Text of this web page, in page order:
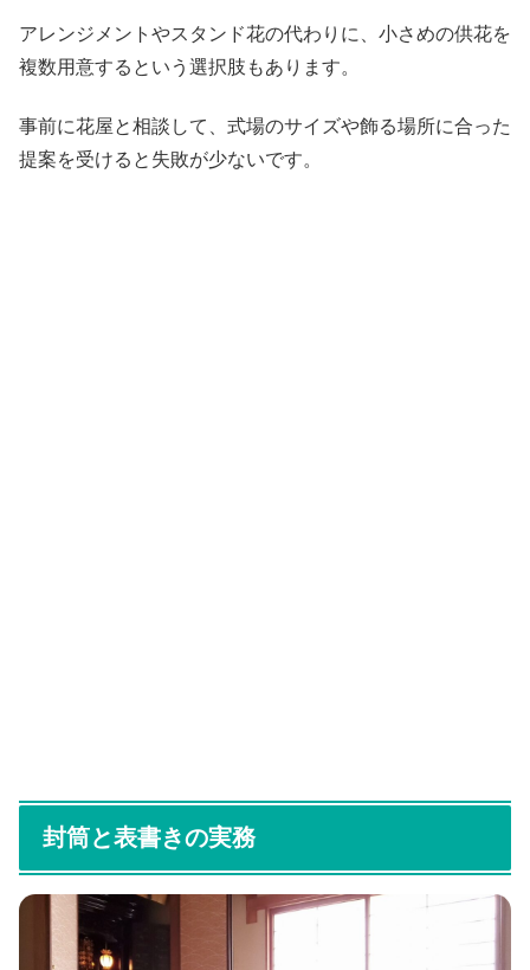
アレンジメントやスタンド花の代わりに、小さめの供花を
複数用意するという選択肢もあります。
事前に花屋と相談して、式場のサイズや飾る場所に合った
提案を受けると失敗が少ないです。
封筒と表書きの実務